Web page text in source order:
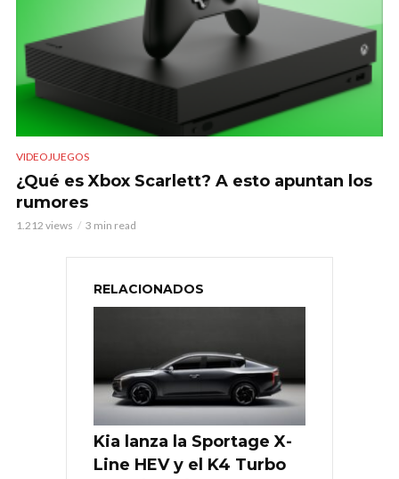
VIDEOJUEGOS
¿Qué es Xbox Scarlett? A esto apuntan los
rumores
1.212 views 3 min read
RELACIONADOS
Kia lanza la Sportage X-
Line HEV y el K4 Turbo